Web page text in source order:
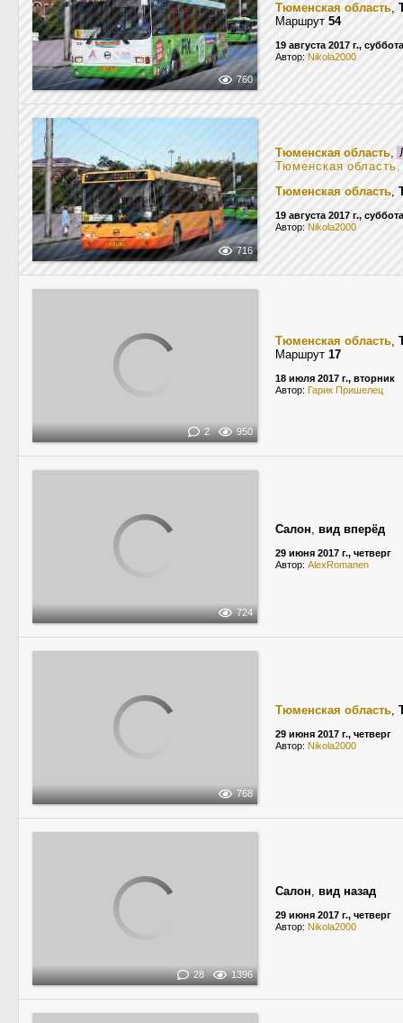
760
Тюменская область,
Маршрут 54
19 августа 2017 г., суббота
Автор: Nikola2000
716
Тюменская область,
Тюменская область,
Тюменская область,
19 августа 2017 г., суббота
Автор: Nikola2000
2 950
Тюменская область,
Маршрут 17
18 июля 2017 г., вторник
Автор: Гарик Пришелец
724
Салон, вид вперёд
29 июня 2017 г., четверг
Автор: AlexRomanen
768
Тюменская область,
29 июня 2017 г., четверг
Автор: Nikola2000
28 1396
Салон, вид назад
29 июня 2017 г., четверг
Автор: Nikola2000